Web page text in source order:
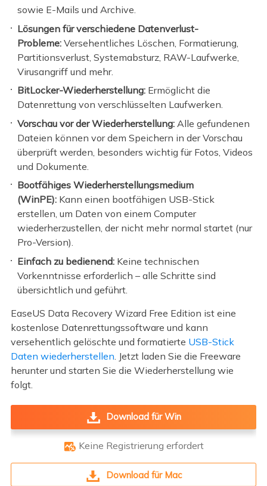
sowie E-Mails und Archive.
Lösungen für verschiedene Datenverlust-
Probleme: Versehentliches Löschen, Formatierung,
Partitionsverlust, Systemabsturz, RAW-Laufwerke,
Virusangriff und mehr.
BitLocker-Wiederherstellung: Ermöglicht die
Datenrettung von verschlüsselten Laufwerken.
Vorschau vor der Wiederherstellung: Alle gefundenen
Dateien können vor dem Speichern in der Vorschau
überprüft werden, besonders wichtig für Fotos, Videos
und Dokumente.
Bootfähiges Wiederherstellungsmedium
(WinPE): Kann einen bootfähigen USB-Stick
erstellen, um Daten von einem Computer
wiederherzustellen, der nicht mehr normal startet (nur
Pro-Version).
Einfach zu bedienend: Keine technischen
Vorkenntnisse erforderlich – alle Schritte sind
übersichtlich und geführt.
EaseUS Data Recovery Wizard Free Edition ist eine
kostenlose Datenrettungssoftware und kann
versehentlich gelöschte und formatierte USB-Stick
Daten wiederherstellen . Jetzt laden Sie die Freeware
herunter und starten Sie die Wiederherstellung wie
folgt.
Download für Win
 Keine Registrierung erfordert
Download für Mac